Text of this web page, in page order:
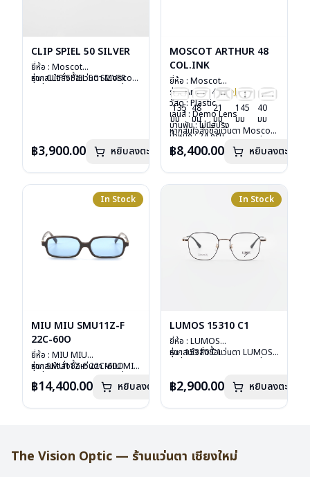
CLIP SPIEL 50 SILVER
ยี่ห้อ : Moscot
รุ่น : CLIP SPIEL 50 SILVER
การรับประกัน : 1 ปี
หากสนใจสั่งชื้อแว่นตา Moscot
฿3,900.00 หยิบลงตะกร้า
MOSCOT ARTHUR 48
COL.INK
ยี่ห้อ : Moscot
รุ่น : Arthur 48Col.ink
วัสดุ : Plastic
เลนส์ : Demo Lens
บานพับ : ไม่มีสปริง
น้ำหนัก : 24 กรัม
อุปกรณ์ : กล่องแว่น, กล่อง
กระดาษ, ผ้าเช็ดแว่น
การรับประกัน : 1 ปี
135
มม
48
มม
21
มม
145
มม
40
มม
หากสนใจสั่งชื้อแว่นตา Moscot
ลงไว้กรุณาติดต่อเราคลิก
฿8,400.00 หยิบลงตะกร้า
In Stock
MIU MIU SMU11Z-F
22C-60O
ยี่ห้อ : MIU MIU
รุ่น : SMU11Z-F 22C-60O
เลนส์ : กันแดดสีฟ้า
น้ำหนัก : 24 กรัม
หากสนใจสั่งชื้อแว่นตา MIU MIU
ลงไว้กรุณาติดต่อเรา
คลิก
฿14,400.00 หยิบลงตะกร้า
In Stock
LUMOS 15310 C1
ยี่ห้อ : LUMOS
รุ่น : 15310 C1
บานพับ : ไม่มีสปริง
อุปกรณ์ : กล่องแว่น , ผ้าเช็ดแว่น
หากสนใจสั่งชื้อแว่นตา LUMOS
฿2,900.00 หยิบลงตะกร้า
The Vision Optic — ร้านแว่นตา เชียงใหม่